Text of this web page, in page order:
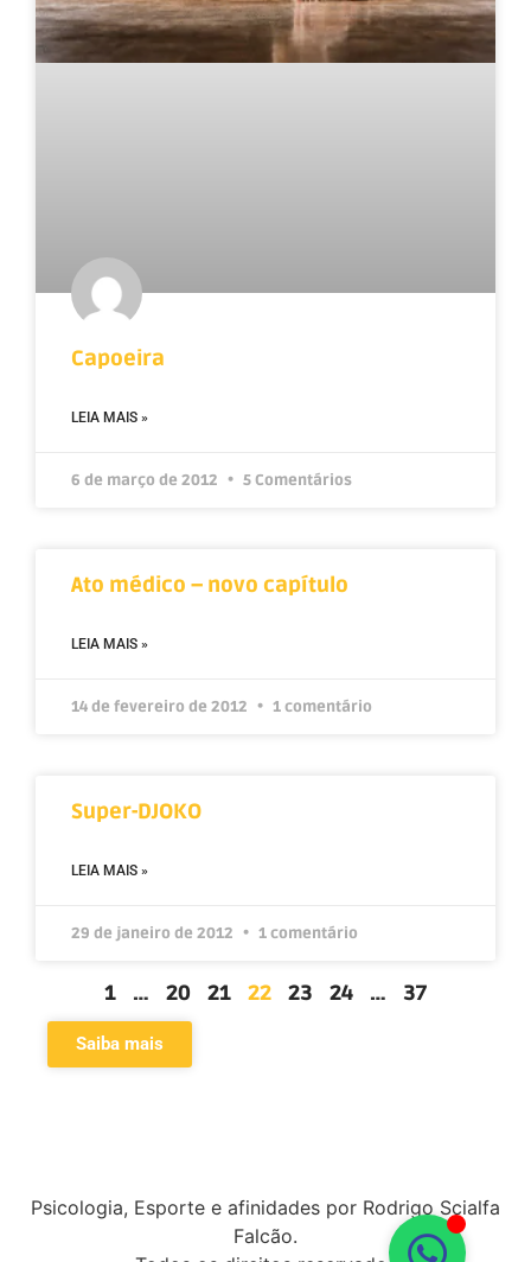
Capoeira
LEIA MAIS »
6 de março de 2012 5 Comentários
Ato médico – novo capítulo
LEIA MAIS »
14 de fevereiro de 2012 1 comentário
Super-DJOKO
LEIA MAIS »
29 de janeiro de 2012 1 comentário
1 … 20 21 22 23 24 … 37
Saiba mais
Psicologia, Esporte e afinidades por Rodrigo Scialfa
Falcão.